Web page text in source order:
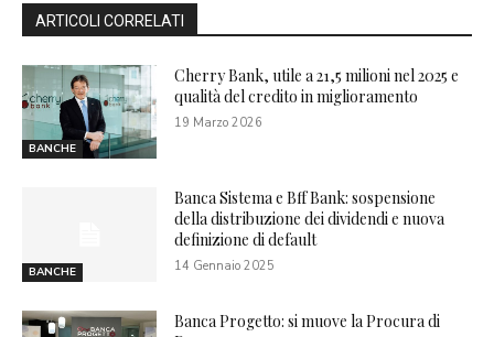
ARTICOLI CORRELATI
BANCHE
Cherry Bank, utile a 21,5 milioni nel 2025 e
qualità del credito in miglioramento
19 Marzo 2026
BANCHE
Banca Sistema e Bff Bank: sospensione
della distribuzione dei dividendi e nuova
definizione di default
14 Gennaio 2025
Banca Progetto: si muove la Procura di